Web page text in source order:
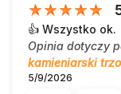
👍️ Wszystko ok.
Opinia dotyczy
kamieniarski
5/9/2026